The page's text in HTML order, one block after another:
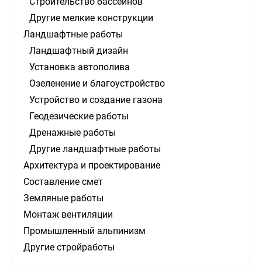
Другие мелкие конструкции
Ландшафтные работы
Ландшафтный дизайн
Установка автополива
Озеленение и благоустройство
Устройство и создание газона
Геодезические работы
Дренажные работы
Другие ландшафтные работы
Архитектура и проектирование
Составление смет
Земляные работы
Монтаж вентиляции
Промышленный альпинизм
Другие стройработы